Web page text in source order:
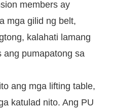
members ay
mga gilid ng belt,
kalahati lamang
ang pumapatong sa
ang mga lifting table,
katulad nito. Ang PU